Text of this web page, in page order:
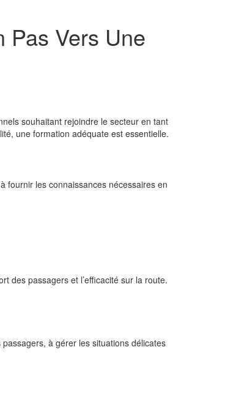
Pas Vers Une
souhaitant rejoindre le secteur en tant
une formation adéquate est essentielle.
fournir les connaissances nécessaires en
des passagers et l’efficacité sur la route.
à gérer les situations délicates